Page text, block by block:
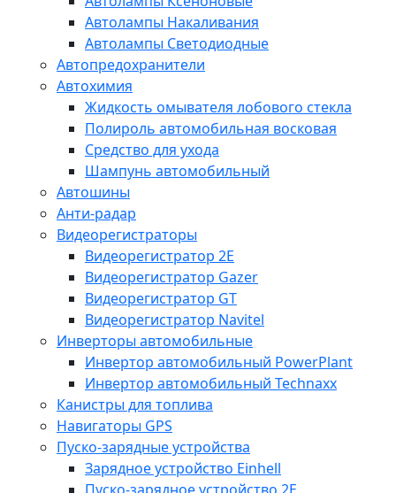
Автолампы Накаливания
Автолампы Светодиодные
Автопредохранители
Автохимия
Жидкость омывателя лобового стекла
Полироль автомобильная восковая
Средство для ухода
Шампунь автомобильный
Автошины
Анти-радар
Видеорегистраторы
Видеорегистратор 2E
Видеорегистратор Gazer
Видеорегистратор GT
Видеорегистратор Navitel
Инверторы автомобильные
Инвертор автомобильный PowerPlant
Инвертор автомобильный Technaxx
Канистры для топлива
Навигаторы GPS
Пуско-зарядные устройства
Зарядное устройство Einhell